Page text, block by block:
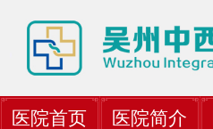
医院首页 医院简介